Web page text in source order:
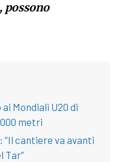
possono
Mondiali U20 di
metri
“Il cantiere va avanti
Tar”